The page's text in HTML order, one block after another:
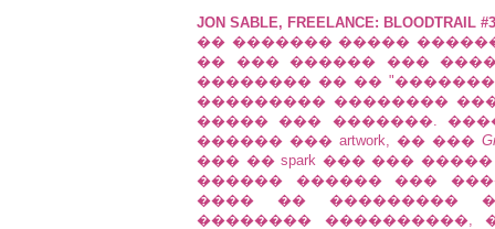
JON SABLE, FREELANCE: BLOODTRAIL
�� ������� ����� �������
�� ��� ������ ���
�������� �� �� "���������"
��������� �������� ���
����� ��� �������.
������ ��� artwork, �� ���
��� �� spark ��� ���
������ ������ ���
���� �� ���������
�������� ����������,